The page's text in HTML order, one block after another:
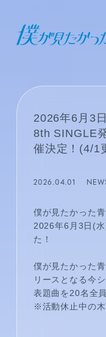
2026年6月3
8th SINGLE
催決定！(4/1
2026.04.01
僕が見たかった
2026年6月3日(
た！
僕が見たかった
リースとなる今シ
表題曲を20名全
※活動休止中の木